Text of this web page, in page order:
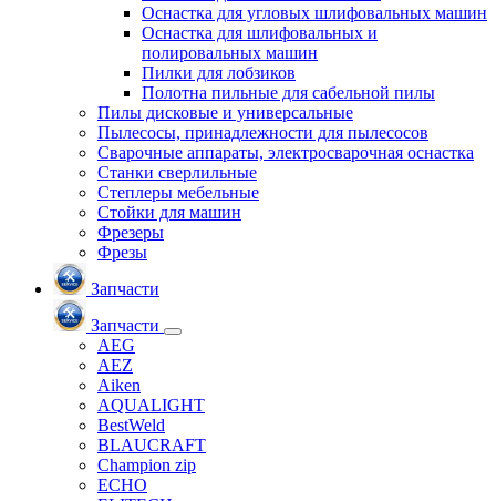
Оснастка для угловых шлифовальных машин
Оснастка для шлифовальных и
полировальных машин
Пилки для лобзиков
Полотна пильные для сабельной пилы
Пилы дисковые и универсальные
Пылесосы, принадлежности для пылесосов
Сварочные аппараты, электросварочная оснастка
Станки сверлильные
Степлеры мебельные
Стойки для машин
Фрезеры
Фрезы
Запчасти
Запчасти
AEG
AEZ
Aiken
AQUALIGHT
BestWeld
BLAUCRAFT
Champion zip
ECHO